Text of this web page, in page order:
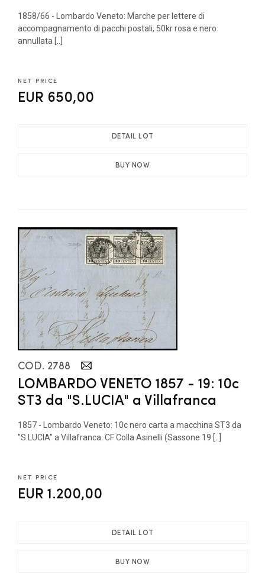
1858/66 - Lombardo Veneto: Marche per lettere di
accompagnamento di pacchi postali, 50kr rosa e nero
annullata [..]
NET PRICE
EUR 650,00
DETAIL LOT
BUY NOW
COD. 2788
LOMBARDO VENETO 1857 - 19: 10c
ST3 da "S.LUCIA" a Villafranca
1857 - Lombardo Veneto: 10c nero carta a macchina ST3 da
"S.LUCIA" a Villafranca. CF Colla Asinelli (Sassone 19 [..]
NET PRICE
EUR 1.200,00
DETAIL LOT
BUY NOW